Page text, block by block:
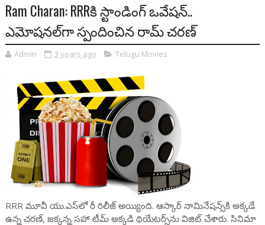
Ram Charan: RRRకి స్టాండింగ్ ఒవేషన్..
ఎమోషన‌ల్‌గా స్పందించిన రామ్ చ‌ర‌ణ్‌
Admin 3 years ago Telugu Movies
RRR మూవీ యు.ఎస్‌లో రీ రిలీజ్ అయ్యింది. ఆస్కార్ నామినేష‌న్స్‌కి అక్క‌డే
ఉన్న చ‌రణ్‌, జ‌క్క‌న్న స‌హా టీమ్ అక్క‌డి థియేట‌ర్స్‌ను విజిట్ చేశారు. సినిమా